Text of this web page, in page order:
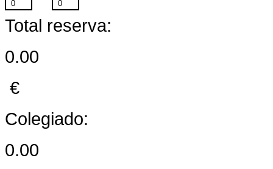
Total reserva:
0.00
€
Colegiado:
0.00